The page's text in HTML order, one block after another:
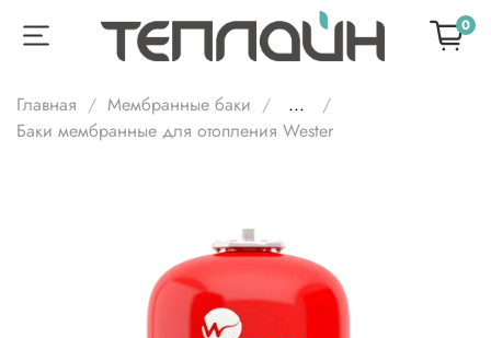
0
Главная Мембранные баки
...
Баки мембранные для отопления Wester